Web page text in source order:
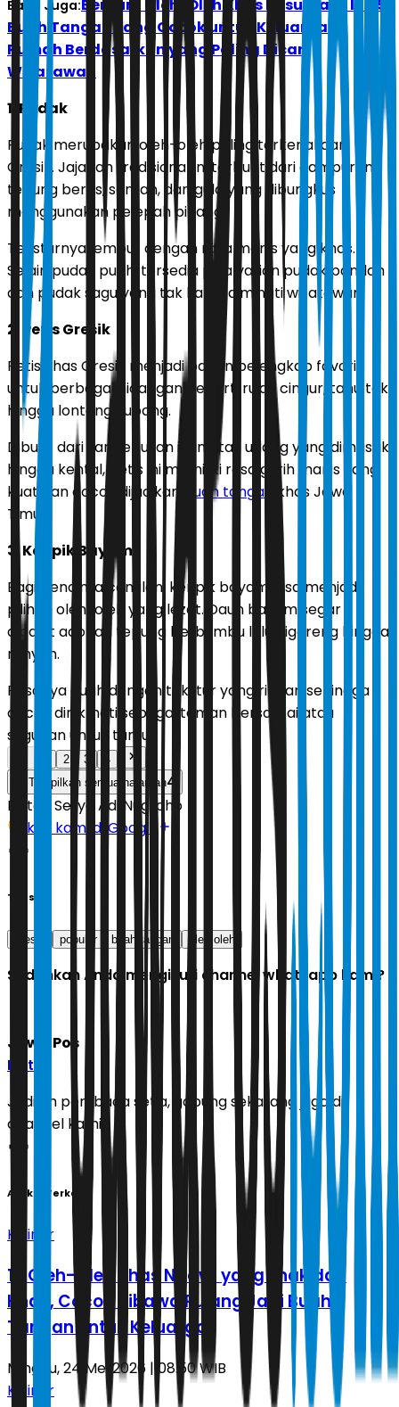
Baca Juga:Berburu Oleh-Oleh Khas Pasuruan? Ini 15
Buah Tangan yang Cocok untuk Keluarga di
Rumah Berdasarkan yang Paling Dicari
Wisatawan
1. Pudak
Pudak merupakan oleh-oleh paling terkenal dari
Gresik. Jajanan tradisional ini terbuat dari campuran
tepung beras, santan, dan gula yang dibungkus
menggunakan pelepah pinang.
Teksturnya lembut dengan rasa manis yang khas.
Selain pudak putih, tersedia pula varian pudak pandan
dan pudak sagu yang tak kalah diminati wisatawan.
2. Petis Gresik
Petis khas Gresik menjadi bahan pelengkap favorit
untuk berbagai hidangan, seperti rujak cingur, tahu tek,
hingga lontong kupang.
Dibuat dari sari rebusan ikan atau udang yang dimasak
hingga kental, petis ini memiliki rasa gurih manis yang
kuat dan cocok dijadikan
buah tangan
khas Jawa
Timur.
3. Keripik Bayam
Bagi pencinta camilan, keripik bayam bisa menjadi
pilihan oleh-oleh yang lezat. Daun bayam segar
dibalut adonan tepung berbumbu lalu digoreng hingga
renyah.
Rasanya gurih dengan tekstur yang ringan sehingga
cocok dinikmati sebagai teman bersantai atau
suguhan untuk tamu.
2 3
4
Tampilkan semua halaman4
Editor: Setyo Adi Nugroho
Ikuti kami di Google
Tags
gresik populer buah tangan oleh oleh
Sudahkah Anda mengikuti channel whatsapp kami?
Jawa Pos
Ikuti
Jadilah pembaca setia, gabung sekarang juga di
channel kami!
Artikel Terkait
Kuliner
10 Oleh-Oleh Khas Ngawi yang Enak dan
Khas, Cocok Dibawa Pulang Jadi Buah
Tangan untuk Keluarga
Minggu, 24 Mei 2026 | 08.50 WIB
Kuliner